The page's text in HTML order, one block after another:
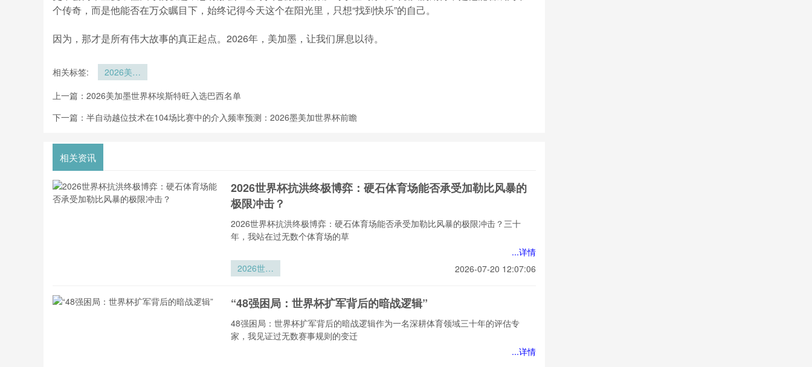
个传奇，而是他能否在万众瞩目下，始终记得今天这个在阳光里，只想“找到快乐”的自己。
因为，那才是所有伟大故事的真正起点。2026年，美加墨，让我们屏息以待。
相关标签:
2026美加
才少年亚马
上一篇： 2026美加墨世界杯埃斯特旺入选巴西名单
下一篇： 半自动越位技术在104场比赛中的介入频率预测：2026墨美加世界杯前瞻
相关资讯
2026世界杯抗洪终极博弈：硬石体育场能否承受加勒比风暴的
极限冲击？
2026世界杯抗洪终极博弈：硬石体育场能否承受加勒比风暴的极限冲击？三十
年，我站在过无数个体育场的草
...详情
2026世界
体育场能否
承受加勒比
风暴的极限
冲击？
2026-07-20 12:07:06
“48强困局：世界杯扩军背后的暗战逻辑”
48强困局：世界杯扩军背后的暗战逻辑作为一名深耕体育领域三十年的评估专
家，我见证过无数赛事规则的变迁
...详情